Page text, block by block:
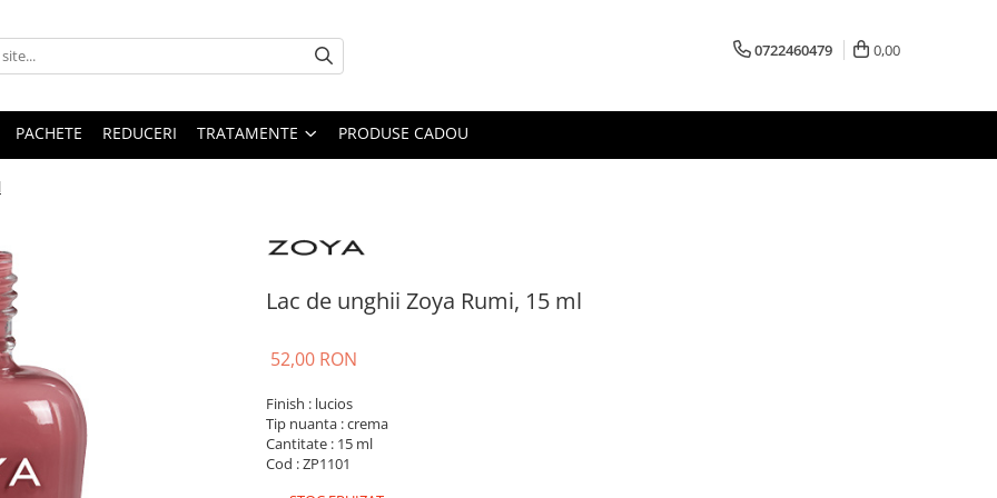
0722460479 0,00
PACHETE REDUCERI TRATAMENTE PRODUSE CADOU
Lac de unghii Zoya Rumi, 15 ml
52,00 RON
Finish : lucios
Tip nuanta : crema
Cantitate : 15 ml
Cod : ZP1101